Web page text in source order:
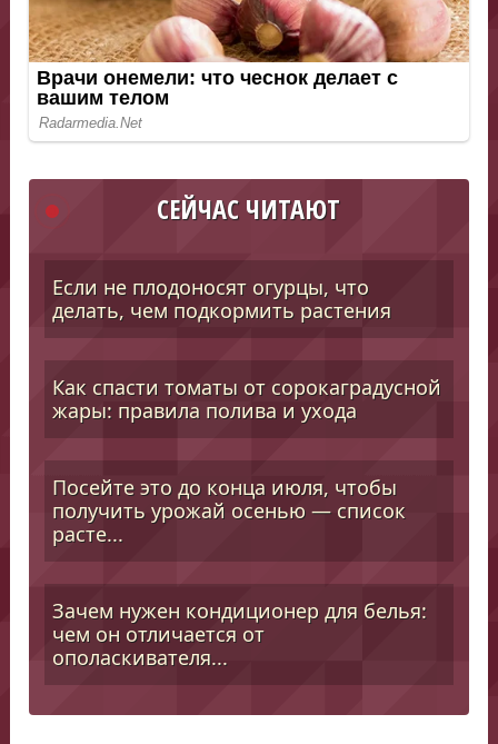
СЕЙЧАС ЧИТАЮТ
Если не плодоносят огурцы, что
делать, чем подкормить растения
Как спасти томаты от сорокаградусной
жары: правила полива и ухода
Посейте это до конца июля, чтобы
получить урожай осенью — список
расте...
Зачем нужен кондиционер для белья:
чем он отличается от
ополаскивателя...